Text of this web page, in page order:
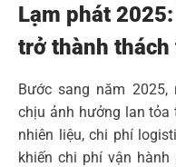
Lạm phát
trở thành thách
Bước sang năm
chịu ảnh hưởng lan tỏa
nhiên liệu, chi phí
khiến chi phí vận